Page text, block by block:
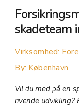
skadeteam
Virksomhed:
By: København
Vil du med på en
rivende udvikling?